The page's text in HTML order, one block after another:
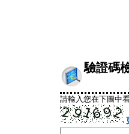
驗證碼
請輸入您在下圖中